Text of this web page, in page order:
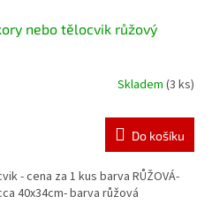
nebo tělocvik růžový
Skladem (3 ks)
Do košíku
- cena za 1 kus barva RŮŽOVÁ-
40x34cm- barva růžová